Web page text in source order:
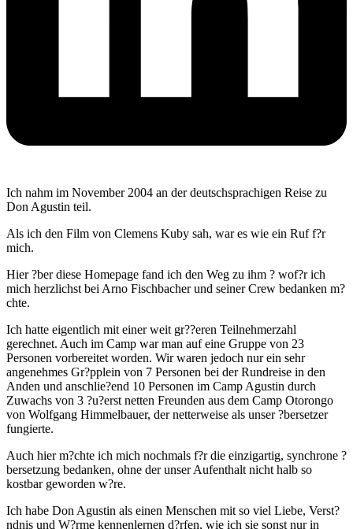
Ich nahm im November 2004 an der deutschsprachigen Reise zu
Don Agustin teil.
Als ich den Film von Clemens Kuby sah, war es wie ein Ruf f?r
mich.
Hier ?ber diese Homepage fand ich den Weg zu ihm ? wof?r ich
mich herzlichst bei Arno Fischbacher und seiner Crew bedanken m?
chte.
Ich hatte eigentlich mit einer weit gr??eren Teilnehmerzahl
gerechnet. Auch im Camp war man auf eine Gruppe von 23
Personen vorbereitet worden. Wir waren jedoch nur ein sehr
angenehmes Gr?pplein von 7 Personen bei der Rundreise in den
Anden und anschlie?end 10 Personen im Camp Agustin durch
Zuwachs von 3 ?u?erst netten Freunden aus dem Camp Otorongo
von Wolfgang Himmelbauer, der netterweise als unser ?bersetzer
fungierte.
Auch hier m?chte ich mich nochmals f?r die einzigartig, synchrone ?
bersetzung bedanken, ohne der unser Aufenthalt nicht halb so
kostbar geworden w?re.
Ich habe Don Agustin als einen Menschen mit so viel Liebe, Verst?
ndnis und W?rme kennenlernen d?rfen, wie ich sie sonst nur in